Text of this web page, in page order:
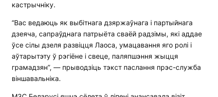
кастрычніку.
“Вас ведаюць як выбітнага дзяржаўнага і партыйнага
дзеяча, сапраўднага патрыёта сваёй радзімы, які аддае
ўсе сілы дзеля развіцця Лаоса, умацавання яго ролі і
аўтарытэту ў рэгіёне і свеце, паляпшэння жыцця
грамадзян”, — прыводзіць тэкст паслання прэс-служба
віншавальніка.